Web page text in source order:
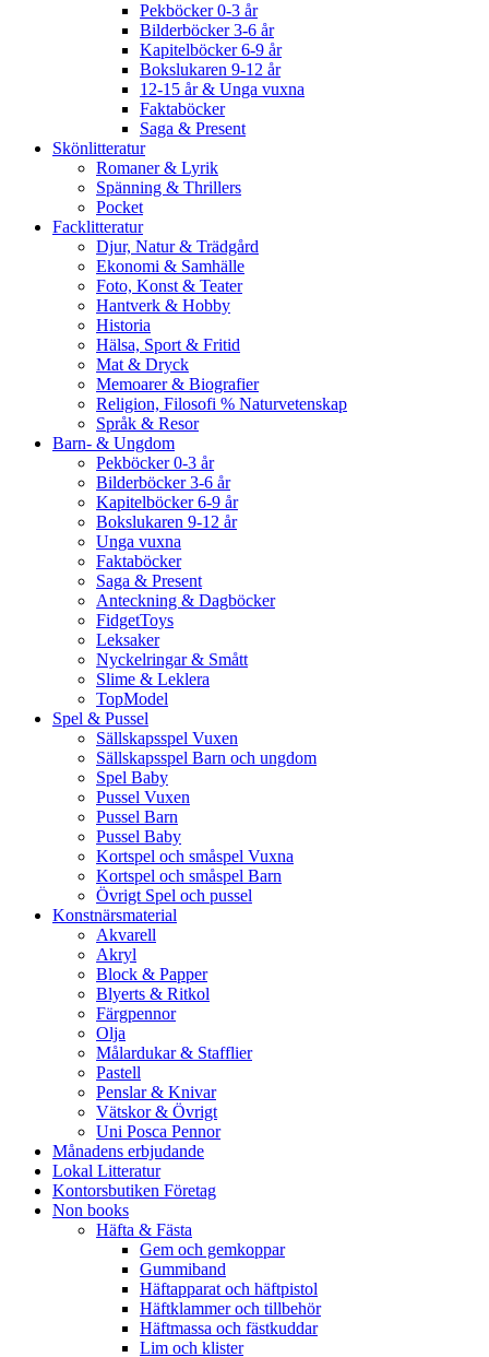
Pekböcker 0-3 år
Bilderböcker 3-6 år
Kapitelböcker 6-9 år
Bokslukaren 9-12 år
12-15 år & Unga vuxna
Faktaböcker
Saga & Present
Skönlitteratur
Romaner & Lyrik
Spänning & Thrillers
Pocket
Facklitteratur
Djur, Natur & Trädgård
Ekonomi & Samhälle
Foto, Konst & Teater
Hantverk & Hobby
Historia
Hälsa, Sport & Fritid
Mat & Dryck
Memoarer & Biografier
Religion, Filosofi % Naturvetenskap
Språk & Resor
Barn- & Ungdom
Pekböcker 0-3 år
Bilderböcker 3-6 år
Kapitelböcker 6-9 år
Bokslukaren 9-12 år
Unga vuxna
Faktaböcker
Saga & Present
Anteckning & Dagböcker
FidgetToys
Leksaker
Nyckelringar & Smått
Slime & Leklera
TopModel
Spel & Pussel
Sällskapsspel Vuxen
Sällskapsspel Barn och ungdom
Spel Baby
Pussel Vuxen
Pussel Barn
Pussel Baby
Kortspel och småspel Vuxna
Kortspel och småspel Barn
Övrigt Spel och pussel
Konstnärsmaterial
Akvarell
Akryl
Block & Papper
Blyerts & Ritkol
Färgpennor
Olja
Målardukar & Stafflier
Pastell
Penslar & Knivar
Vätskor & Övrigt
Uni Posca Pennor
Månadens erbjudande
Lokal Litteratur
Kontorsbutiken Företag
Non books
Häfta & Fästa
Gem och gemkoppar
Gummiband
Häftapparat och häftpistol
Häftklammer och tillbehör
Häftmassa och fästkuddar
Lim och klister